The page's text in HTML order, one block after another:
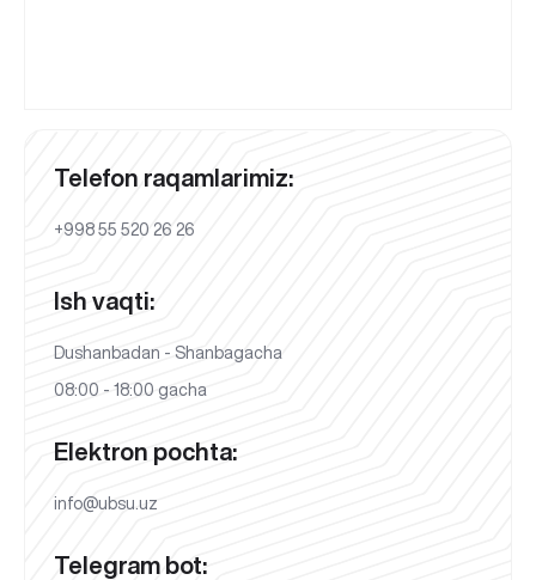
Telefon raqamlarimiz:
+998 55 520 26 26
Ish vaqti:
Dushanbadan - Shanbagacha
08:00 - 18:00 gacha
Elektron pochta:
info@ubsu.uz
Telegram bot: